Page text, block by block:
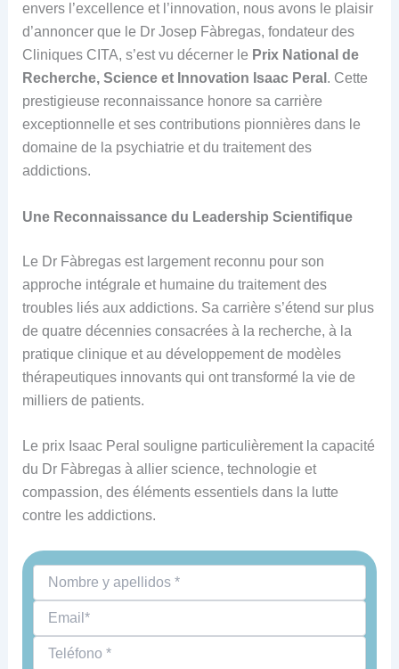
envers l’excellence et l’innovation, nous avons le plaisir
d’annoncer que le Dr Josep Fàbregas, fondateur des
Cliniques CITA, s’est vu décerner le Prix National de
Recherche, Science et Innovation Isaac Peral . Cette
prestigieuse reconnaissance honore sa carrière
exceptionnelle et ses contributions pionnières dans le
domaine de la psychiatrie et du traitement des
addictions.
Une Reconnaissance du Leadership Scientifique
Le Dr Fàbregas est largement reconnu pour son
approche intégrale et humaine du traitement des
troubles liés aux addictions. Sa carrière s’étend sur plus
de quatre décennies consacrées à la recherche, à la
pratique clinique et au développement de modèles
thérapeutiques innovants qui ont transformé la vie de
milliers de patients.
Le prix Isaac Peral souligne particulièrement la capacité
du Dr Fàbregas à allier science, technologie et
compassion, des éléments essentiels dans la lutte
contre les addictions.